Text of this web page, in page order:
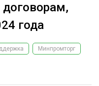
года
Минпромторг